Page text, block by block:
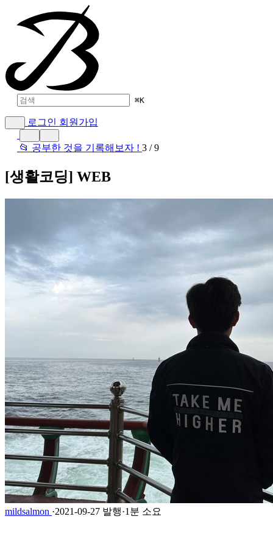
⌘K
로그인 회원가입
📂 공부한 것을 기록해보자 ! 3 / 9
[생활코딩] WEB
mildsalmon ·2021-09-27 발행·1분 소요